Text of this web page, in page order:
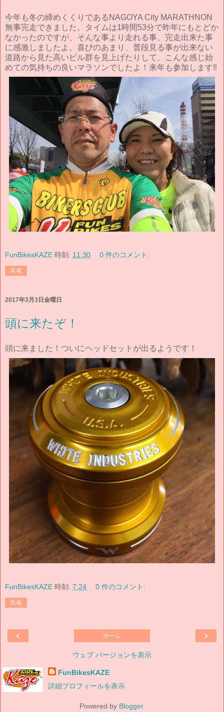
今年も冬の締めくくりであるNAGOYA City MARATHNON
無事完走できました。タイムは1時間53分で昨年にもとどか
なかったのですが、そんな事より走れる事、完走出来た事
に感激しましたよ。喜びのあまり、普段見る事が出来ない
道路から見た高いビル群を見上げたりして、こんな感じ始
めての気持ちの良いマラソンでしたよ！来年も参加します‼︎
FunBikesKAZE 時刻: 11:30 0 件のコメント:
共有
2017年3月3日金曜日
頭に来たぞ！
頭に来ました！ついにヘッドセットが出るようです！
FunBikesKAZE 時刻: 7:24 0 件のコメント:
共有
‹ ›
ホーム
ウェブ バージョンを表示
FunBikesKAZE
詳細プロフィールを表示
Powered by Blogger.